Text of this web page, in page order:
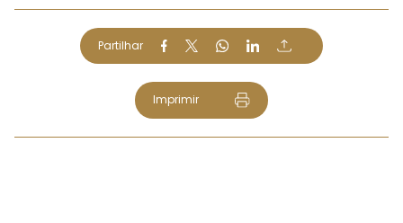
Partilhar
Imprimir